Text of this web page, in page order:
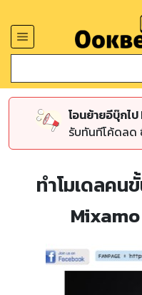
โอนย้ายอีบุ๊กไ
รับทันทีโค้ดลด
ทำโมเดลคน